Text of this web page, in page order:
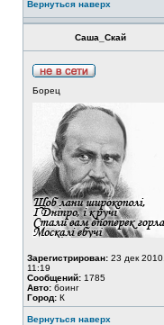
Вернуться наверх
Саша_Скай
Борец
Зарегистрирован: 23 дек 2010,
11:19
Сообщений: 1785
Авто: боинг
Город: К
Вернуться наверх